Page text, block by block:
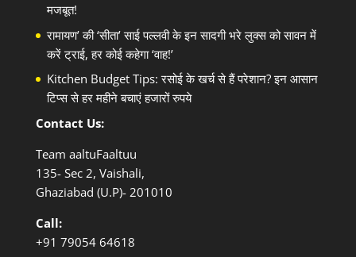
मजबूत!
रामायण’ की ‘सीता’ साई पल्लवी के इन सादगी भरे लुक्स को सावन में
करें ट्राई, हर कोई कहेगा ‘वाह!’
Kitchen Budget Tips: रसोई के खर्च से हैं परेशान? इन आसान
टिप्स से हर महीने बचाएं हजारों रुपये
Contact Us:
Team aaltuFaaltuu
135- Sec 2, Vaishali,
Ghaziabad (U.P)- 201010
Call:
+91 79054 64618